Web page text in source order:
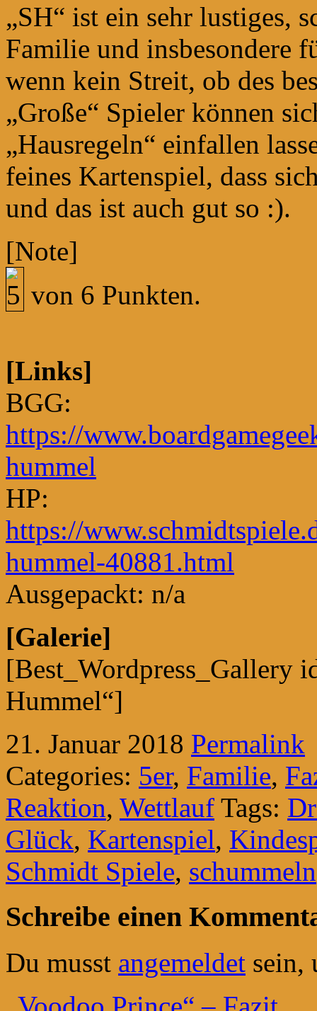
„SH“ ist ein sehr lustiges,
Familie und insbesondere
wenn kein Streit, ob des
„Große“ Spieler können
„Hausregeln“ einfallen
feines Kartenspiel, dass
und das ist auch gut so :).
[Note]
von 6 Punkten.
[Links]
BGG:
https://
hummel
HP:
https://
hummel-40881.html
Ausgepackt: n/a
[Galerie]
[Best_Wordpress_Gallery
Hummel“]
21. Januar 2018 Permalink
Categories: 5er, Familie,
Reaktion, Wettlauf Tags:
Glück, Kartenspiel,
Schmidt Spiele, schummeln
Schreibe einen
Du musst angemeldet sein,